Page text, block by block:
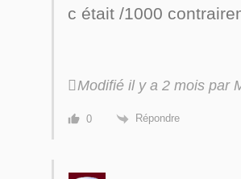
c était /1000
Modifié il y a 2 mois par
0 Répondre